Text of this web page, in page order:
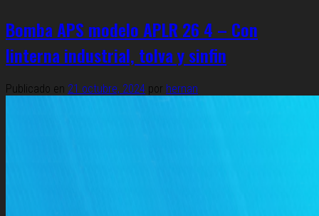
Bomba APS modelo APLR 26 4 – Con
linterna industrial, tolva y sinfin
Publicado en 21 octubre, 2024 por hernan